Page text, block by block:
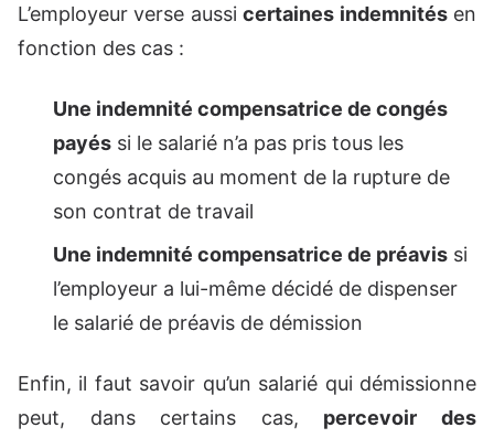
L’employeur verse aussicertaines indemnitésen
fonction des cas :
Une indemnité compensatrice de congés
payés si le salarié n’a pas pris tous les
congés acquis au moment de la rupture de
son contrat de travail
Une indemnité compensatrice de préavis si
l’employeur a lui-même décidé de dispenser
le salarié de préavis de démission
Enfin, il faut savoir qu’un salarié qui démissionne
peut, dans certains cas, percevoir des